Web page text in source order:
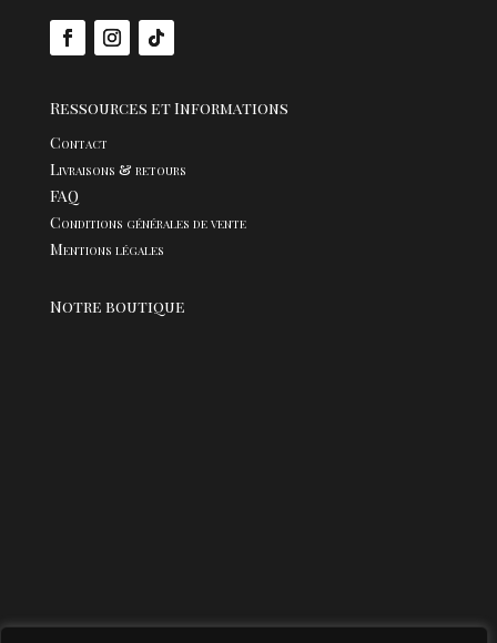
Ressources et Informations
Contact
Livraisons & retours
FAQ
Conditions générales de vente
Mentions légales
Notre boutique